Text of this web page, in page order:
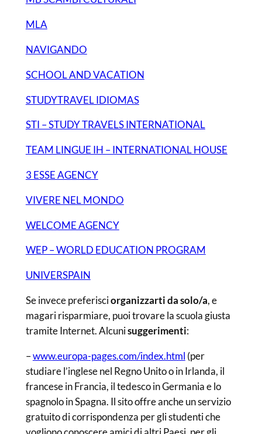
MLA
NAVIGANDO
SCHOOL AND VACATION
STUDYTRAVEL IDIOMAS
STI – STUDY TRAVELS INTERNATIONAL
TEAM LINGUE IH – INTERNATIONAL HOUSE
3 ESSE AGENCY
VIVERE NEL MONDO
WELCOME AGENCY
WEP – WORLD EDUCATION PROGRAM
UNIVERSPAIN
Se invece preferisciorganizzarti da solo/a, e
magari risparmiare, puoi trovare la scuola giusta
tramite Internet. Alcunisuggerimenti:
–www.europa-pages.com/index.html (per
studiare l’inglese nel Regno Unito o in Irlanda, il
francese in Francia, il tedesco in Germania e lo
spagnolo in Spagna. Il sito offre anche un servizio
gratuito di corrispondenza per gli studenti che